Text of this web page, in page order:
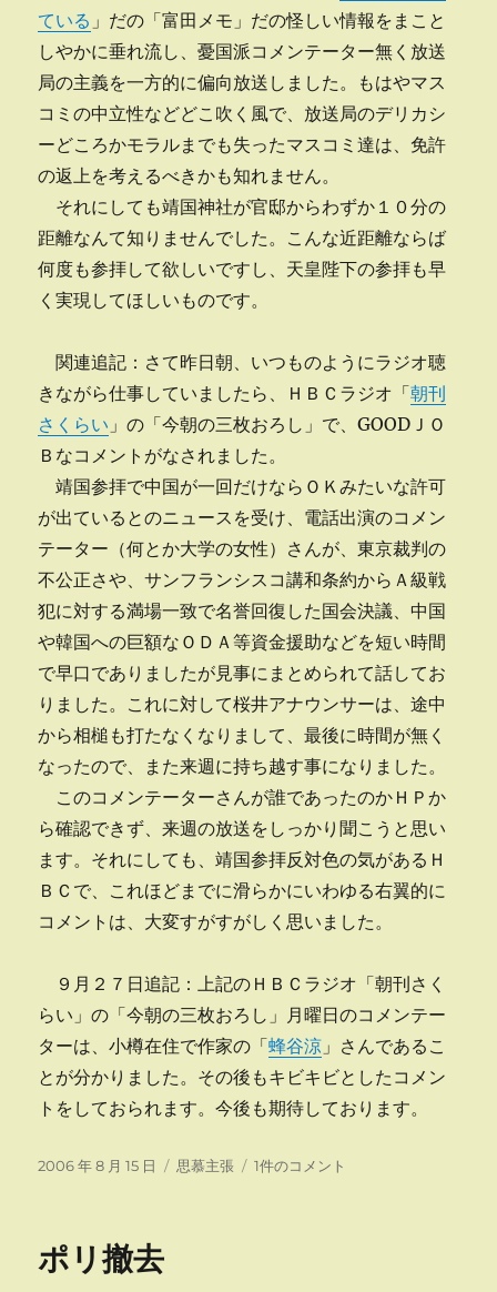
ている 」だの「富田メモ」だの怪しい情報をまこと
しやかに垂れ流し、憂国派コメンテーター無く放送
局の主義を一方的に偏向放送しました。もはやマス
コミの中立性などどこ吹く風で、放送局のデリカシ
ーどころかモラルまでも失ったマスコミ達は、免許
の返上を考えるべきかも知れません。
それにしても靖国神社が官邸からわずか１０分の
距離なんて知りませんでした。こんな近距離ならば
何度も参拝して欲しいですし、天皇陛下の参拝も早
く実現してほしいものです。
関連追記：さて昨日朝、いつものようにラジオ聴
きながら仕事していましたら、ＨＢＣラジオ「朝刊
さくらい 」の「今朝の三枚おろし」で、GOODＪＯ
Ｂなコメントがなされました。
靖国参拝で中国が一回だけならＯＫみたいな許可
が出ているとのニュースを受け、電話出演のコメン
テーター（何とか大学の女性）さんが、東京裁判の
不公正さや、サンフランシスコ講和条約からＡ級戦
犯に対する満場一致で名誉回復した国会決議、中国
や韓国への巨額なＯＤＡ等資金援助などを短い時間
で早口でありましたが見事にまとめられて話してお
りました。これに対して桜井アナウンサーは、途中
から相槌も打たなくなりまして、最後に時間が無く
なったので、また来週に持ち越す事になりました。
このコメンテーターさんが誰であったのかＨＰか
ら確認できず、来週の放送をしっかり聞こうと思い
ます。それにしても、靖国参拝反対色の気があるＨ
ＢＣで、これほどまでに滑らかにいわゆる右翼的に
コメントは、大変すがすがしく思いました。
９月２７日追記：上記のＨＢＣラジオ「朝刊さく
らい」の「今朝の三枚おろし」月曜日のコメンテー
ターは、小樽在住で作家の「蜂谷涼 」さんであるこ
とが分かりました。その後もキビキビとしたコメン
トをしておられます。今後も期待しております。
投
2006 年 8 月 15 日
カ
思慕主張
首
1件のコメント
ポリ撤去